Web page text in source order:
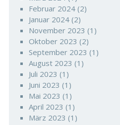
Februar 2024(2)
Januar 2024(2)
November 2023 (1)
Oktober 2023 (2)
September 2023 (1)
August 2023 (1)
Juli 2023 (1)
Juni 2023 (1)
Mai 2023 (1)
April 2023 (1)
März 2023 (1)